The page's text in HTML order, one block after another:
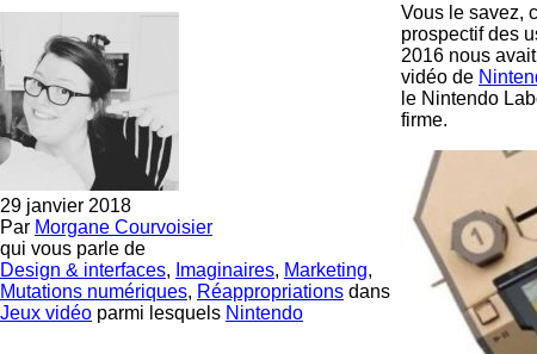
29 janvier 2018
Par Morgane Courvoisier
qui vous parle de
Design & interfaces, Imaginaires, Marketing,
Mutations numériques, Réappropriations dans
Jeux vidéo parmi lesquels Nintendo
Vous le savez,
prospectif des
2016 nous
vidéo de
le Nintendo
firme.